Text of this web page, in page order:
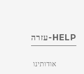
HELP-עזרה
אודותינו